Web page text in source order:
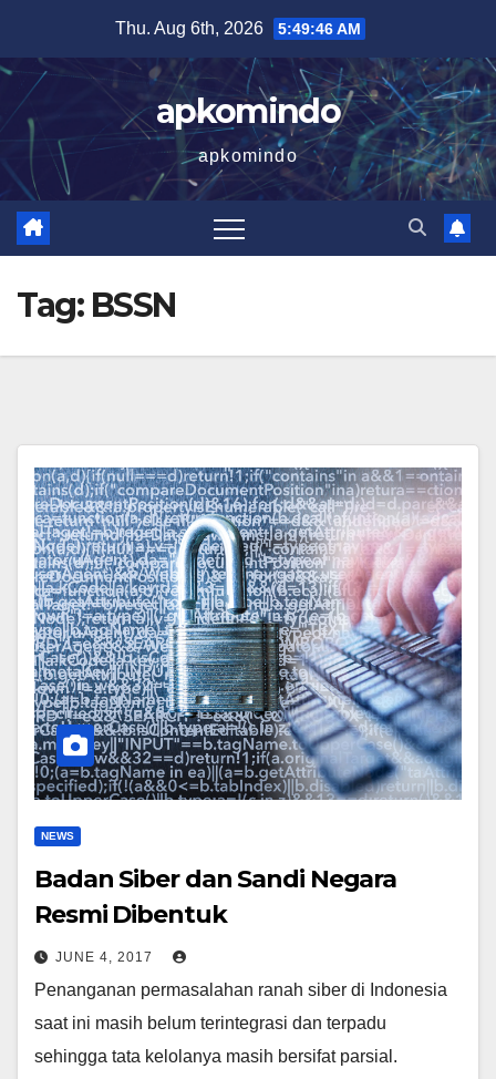
content
Thu. Aug 6th, 2026 5:49:47 AM
apkomindo
apkomindo
Tag: BSSN
NEWS
Badan Siber dan Sandi Negara
Resmi Dibentuk
JUNE 4, 2017
Penanganan permasalahan ranah siber di Indonesia
saat ini masih belum terintegrasi dan terpadu
sehingga tata kelolanya masih bersifat parsial.